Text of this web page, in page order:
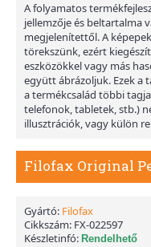
A folyamatos
jellemzője és beltartalma
megjelenítettől. A
törekszünk, ezért
eszközökkel vagy más
együtt ábrázoljuk. Ezek a
a termékcsalád többi
telefonok, tabletek, stb.)
illusztrációk, vagy külön
Filofax Original
Gyártó: Filofax
Cikkszám: FX-022597
Készletinfó: Rendelhető